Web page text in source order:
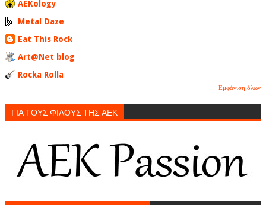
AEKology
Metal Daze
Eat This Rock
Art@Net blog
Rocka Rolla
Εμφάνιση όλων
ΓΙΑ ΤΟΥΣ ΦΙΛΟΥΣ ΤΗΣ ΑΕΚ